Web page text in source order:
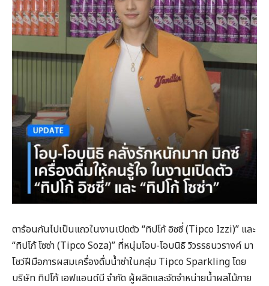
ตาร้อนกันไปเป็นแถวในงานเปิดตัว “ทิปโก้ อิซซี่ (Tipco Izzi)” และ
“ทิปโก้ โซซ่า (Tipco Soza)” ที่หนุ่มโอบ-โอบนิธิ วิวรรธนวรางค์ มา
โชว์ฝีมือการผสมเครื่องดื่มน้ำซ่าในกลุ่ม Tipco Sparkling โดย
บริษัท ทิปโก้ เอฟแอนด์บี จำกัด ผู้ผลิตและจัดจำหน่ายน้ำผลไม้ภาย